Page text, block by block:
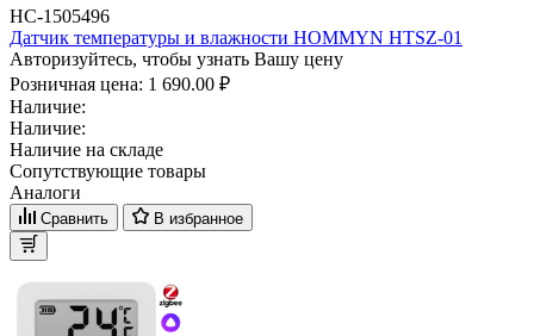
НС-1505496
Датчик температуры и влажности HOMMYN HTSZ-01
Авторизуйтесь, чтобы узнать Вашу цену
Розничная цена: 1 690.00 ₽
Наличие:
Наличие:
Наличие на складе
Сопутствующие товары
Аналоги
Сравнить В избранное